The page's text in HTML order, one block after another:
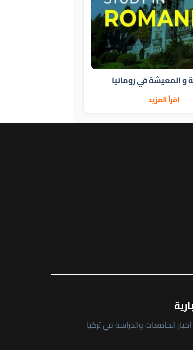
و المعيشة في رومانيا
اقرأ المزيد
الجامعات والدراسة في تركيا